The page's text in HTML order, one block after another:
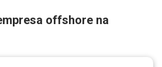
offshore na